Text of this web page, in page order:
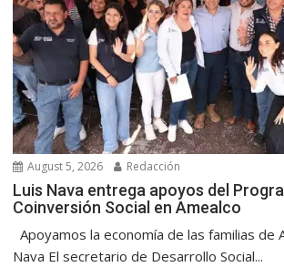
August 5, 2026 Redacción
Luis Nava entrega apoyos del
Coinversión Social en Amealco
Apoyamos la economía de las familias de
Nava El secretario de Desarrollo Social...